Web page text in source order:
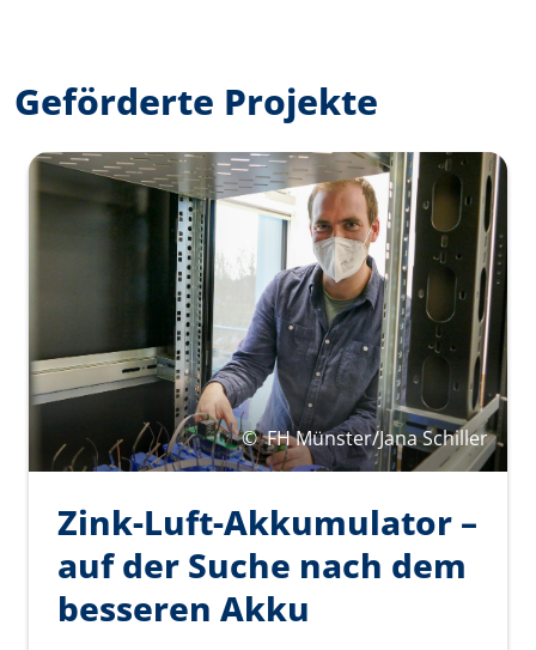
Geförderte Projekte
© FH Münster/Jana Schiller
Zink-Luft-Akkumulator –
auf der Suche nach dem
besseren Akku